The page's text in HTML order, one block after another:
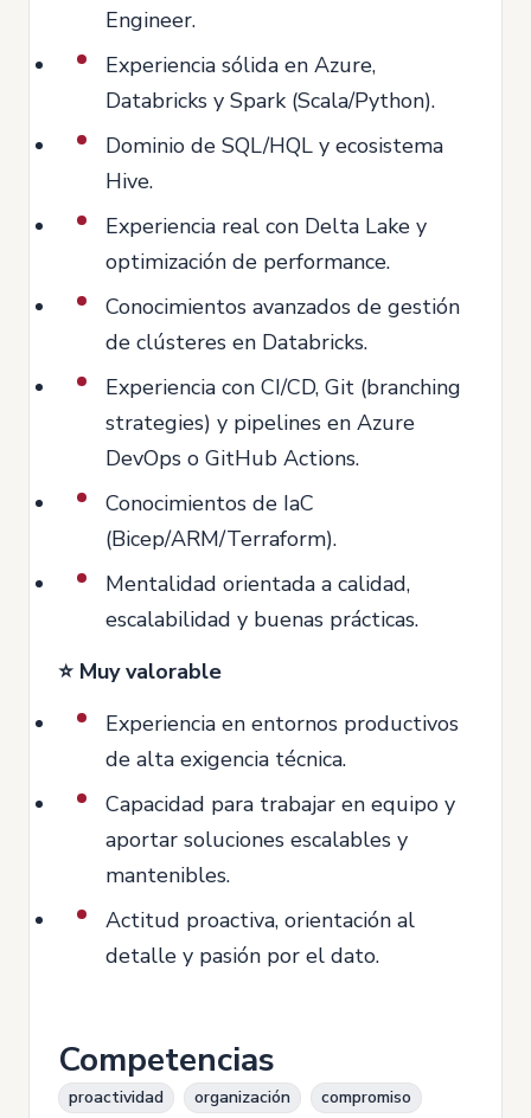
Engineer.
Experiencia sólida en Azure,
Databricks y Spark (Scala/Python).
Dominio de SQL/HQL y ecosistema
Hive.
Experiencia real con Delta Lake y
optimización de performance.
Conocimientos avanzados de gestión
de clústeres en Databricks.
Experiencia con CI/CD, Git (branching
strategies) y pipelines en Azure
DevOps o GitHub Actions.
Conocimientos de IaC
(Bicep/ARM/Terraform).
Mentalidad orientada a calidad,
escalabilidad y buenas prácticas.
⭐ Muy valorable
Experiencia en entornos productivos
de alta exigencia técnica.
Capacidad para trabajar en equipo y
aportar soluciones escalables y
mantenibles.
Actitud proactiva, orientación al
detalle y pasión por el dato.
Competencias
proactividad organización compromiso